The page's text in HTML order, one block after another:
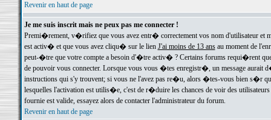
Revenir en haut de page
Je me suis inscrit mais ne peux pas me connecter !
Premi�rement, v�rifiez que vous avez entr� correctement vos nom d'utilisateur
est activ� et que vous avez cliqu� sur le lien J'ai moins de 13 ansau moment de
peut-�tre que votre compte a besoin d'�tre activ� ? Certains forums requi�rent
de pouvoir vous connecter. Lorsque vous vous �tes enregistr�, un message aurait
instructions qui s'y trouvent; si vous ne l'avez pas re�u, alors �tes-vous bien s�r
lesquelles l'activation est utilis�e, c'est de r�duire les chances de voir des
fournie est valide, essayez alors de contacter l'administrateur du forum.
Revenir en haut de page